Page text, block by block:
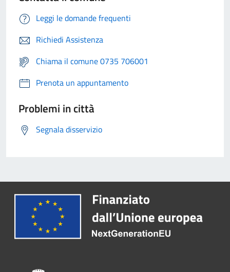
Leggi le domande frequenti
Richiedi Assistenza
Chiama il comune 0735 706001
Prenota un appuntamento
Problemi in città
Segnala disservizio